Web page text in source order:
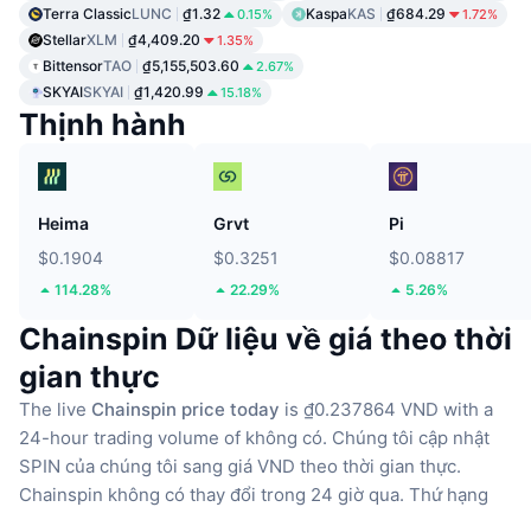
Terra ClassicLUNC ₫1.32 0.15% KaspaKAS ₫684.29 1.72%
StellarXLM ₫4,409.20 1.35%
BittensorTAO ₫5,155,503.60 2.67%
SKYAISKYAI ₫1,420.99 15.18%
Thịnh hành
Heima
$0.1904
114.28%
Grvt
$0.3251
22.29%
Pi
$0.08817
5.26%
Chainspin Dữ liệu về giá theo thời
gian thực
The live Chainspin price today is ₫0.237864 VND with a
24-hour trading volume of không có. Chúng tôi cập nhật
SPIN của chúng tôi sang giá VND theo thời gian thực.
Chainspin không có thay đổi trong 24 giờ qua. Thứ hạng